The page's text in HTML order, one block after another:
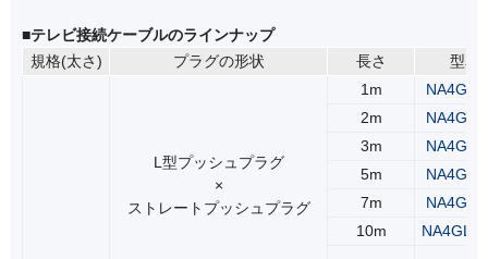
■テレビ接続ケーブルのラインナップ
規格(太さ)
プラグの形状 長さ 型名
L型プッシュプラグ
×
ストレートプッシュプラグ
1m
2m
3m
5m
7m
10m